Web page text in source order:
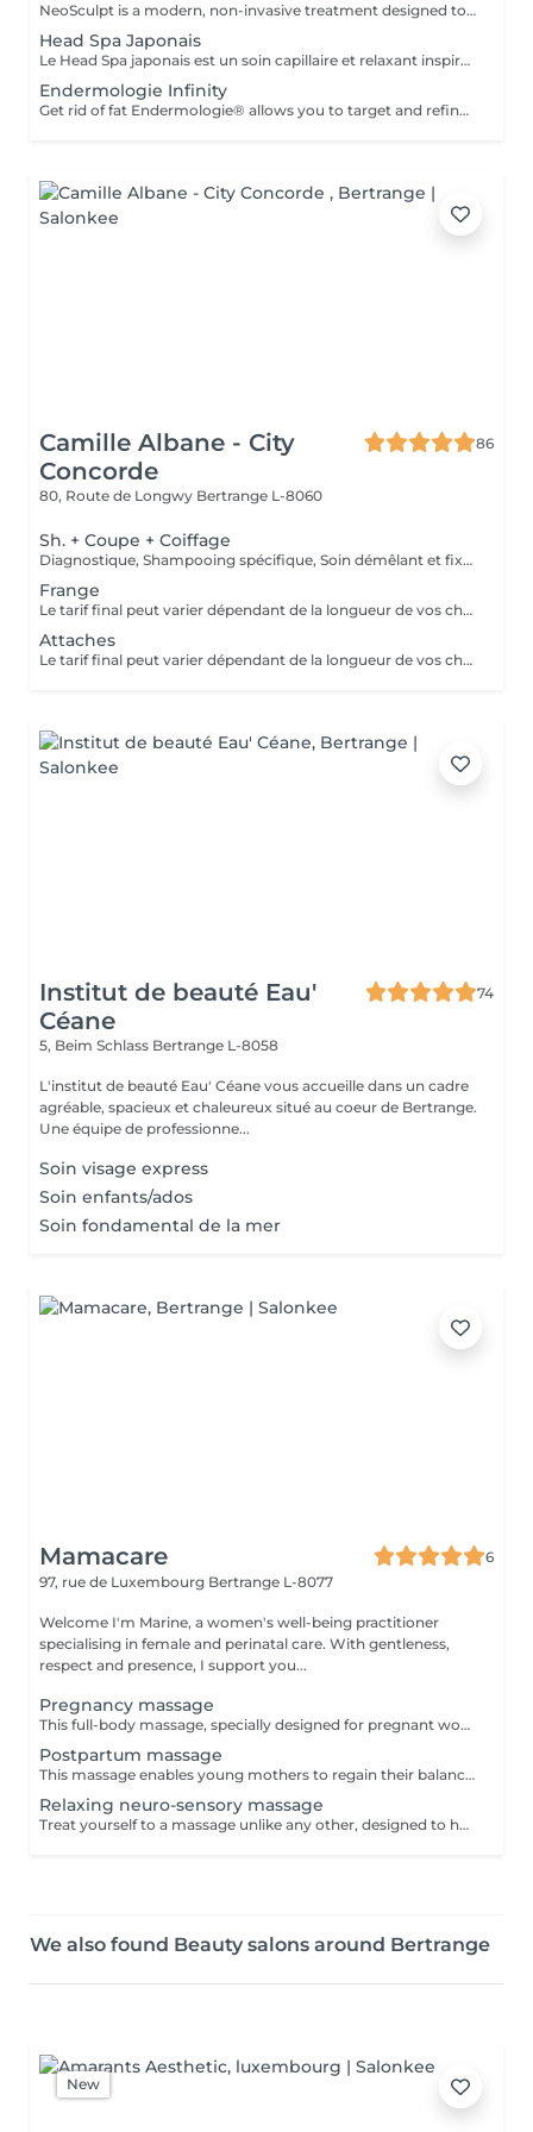
NeoSculpt is a modern, non-invasive treatment designed to sculpt the body, strengthen muscles and reduce fat. Using high-intensity electromagnetic energy, it triggers deep muscle contractions that cannot be achieved through conventional workouts. One session equals thousands of powerful muscle contractions and helps to: build and define muscles reduce fat improve body shape and contours The treatment is painless, safe and requires no downtime. NeoSculpt is ideal for the abdomen, buttocks, legs and arms and is suitable for both women and men.
Head Spa Japonais
Le Head Spa japonais est un soin capillaire et relaxant inspiré des rituels de bien-être japonais. Alliant techniques de massage du cuir chevelu, soins purifiants et hydratants, il cible à la fois la santé des cheveux et l'apaisement de l'esprit. Grâce à des mouvements précis et à des produits naturels, ce rituel libère les tensions, améliore la circulation sanguine et stimule la croissance capillaire. Idéal pour ceux qui recherchent un moment de détente profonde et des cheveux revitalisés, le Head Spa japonais apporte fraîcheur, équilibre et éclat des racines aux pointes.
Endermologie Infinity
Get rid of fat Endermologie® allows you to target and refine areas that are resistant to exercise and food hygiene (arms, back, stomach, waist, thighs, etc.) while adapting precisely to the needs of each skin. Smooth cellulite Cellulite, which affects 90% of even the thinnest and most athletic women, results from both fat storage in adipocytes (fat cells) and water retention all around. Firm the skin Weight variations, pregnancies, the passage of time, the skin gradually loses its tone and suppleness. Even if this sagging skin affects the entire body, certain areas are more sensitive: inner thighs, stomach, arms, etc. Find light legs Heavy and painful legs, swollen ankles or feet: these symptoms reflect poor blood and lymphatic circulation. Toxins accumulate in the body, which explains such variations in volume in the same day or at different times of the female cycle. Well-being Discover treatment courses with an exclusive concept, for incomparable effectiveness and relaxation.
Camille Albane - City
Concorde
86
80, Route de Longwy Bertrange L-8060
Sh. + Coupe + Coiffage
Diagnostique, Shampooing spécifique, Soin démêlant et fixation inclus. Veuillez prendre note que les prix indiqués sur Salonkee sont communiqués à titre informatif et s'entendent de base. Ces derniers sont susceptibles de varier selon le diagnostic réalisé à votre arrivée au salon et l'expertise du professionnel à qui vous confiez votre beauté. Dans tous les cas, un devis précis vous sera proposé et toutes réalisations de prestations seront effectuées avec votre accord.
Frange
Le tarif final peut varier dépendant de la longueur de vos cheveux ainsi que des soins et produits utilisés.
Attaches
Le tarif final peut varier dépendant de la longueur de vos cheveux ainsi que des soins et produits utilisés.
Institut de beauté Eau'
Céane
74
5, Beim Schlass Bertrange L-8058
L'institut de beauté Eau' Céane vous accueille dans un cadre
agréable, spacieux et chaleureux situé au coeur de Bertrange.
Une équipe de professionne...
Soin visage express
Soin enfants/ados
Soin fondamental de la mer
Mamacare
6
97, rue de Luxembourg Bertrange L-8077
Welcome I'm Marine, a women's well-being practitioner
specialising in female and perinatal care. With gentleness,
respect and presence, I support you...
Pregnancy massage
This full-body massage, specially designed for pregnant women, helps relieve the aches and pains of pregnancy and relaxes both body and mind. It gently tames the lines of a body in transformation, preparing you for childbirth and motherhood in complete serenity. A blend of well-being massage techniques and energy points, this massage adapts to the specific needs of each woman and each stage of pregnancy: the choice of maneuvers is personalized to create a unique moment of relaxation. This massage can be practiced from the 2nd trimester onwards. The session consists of a time of exchange, so that we can get to know each other and you can tell me about your needs, followed by the massage itself, which lasts around 50 minutes.
Postpartum massage
This massage enables young mothers to regain their balance more quickly, providing an intense sensation of well-being from head to toe. Thanks to a unique protocol combining wellness massage techniques and Chinese medicine acupressure points, this massage reunites and rebalances the energy of the pelvis, gently repositioning the organs of the belly, stimulating vitality, relieving tension and decongesting heavy legs. It soothes stress, allows you to gently feel the contours of your body and feel good about it. This massage can be adapted and modulated according to need: the choice of maneuvers is personalized to best meet the specific needs of each client. OPTIONAL: Tightening with a rebozo (a specially woven fabric from Mexico) allows the pelvis to gently settle, relieving residual ligament or joint pain from pregnancy, and helping the organs and uterus to return to their original size and position.
Relaxing neuro-sensory massage
Treat yourself to a massage unlike any other, designed to help you fully disconnect from the mind and reconnect with your body in all its dimensions. The neuro-sensory massage I offer is a truly unique experience: it combines gentle mobilisations of the limbs, movement work across multiple planes (horizontal, vertical, diagonal), and long, enveloping strokes inspired by Lomi-Lomi, the traditional Hawaiian massage. By playing with rhythm, direction, and sensory perception, this massage invites both body and mind to lose their usual reference points creating the perfect space for deep letting go. During the session, you are gently rocked, stretched, and mobilised. Your sense of space and time becomes blurred, your mind gradually lets go, and tension melts away. This massage is especially suited if you: are looking for a sensory experience that is different from traditional massages find it difficult to switch off and wish to treat yourself to deep relaxation are going through a period of stress or mental overload feel the need to reconnect with your body through a gentle, nurturing approach Each session is fully personalised and takes place in a warm, caring, and respectful environment.
We also found Beauty salons around Bertrange
New